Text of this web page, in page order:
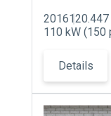
2016120.447
110 kW (150
Details